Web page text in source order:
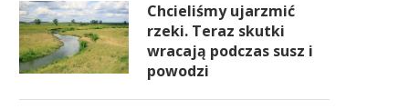
Chcieliśmy ujarzmić
rzeki. Teraz skutki
wracają podczas susz i
powodzi